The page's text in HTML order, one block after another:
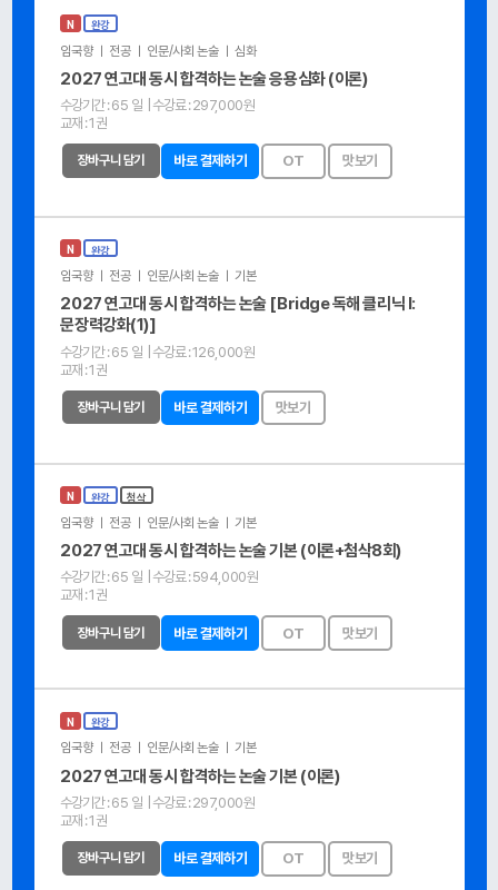
N 완강
임국향 ㅣ 전공 ㅣ 인문/사회 논술 ㅣ 심화
2027 연고대 동시 합격하는 논술 응용심화 (이론)
수강기간 :65 일 | 수강료 :297,000원
교재 :1권
장바구니 담기 바로 결제하기 OT 맛보기
N 완강
임국향 ㅣ 전공 ㅣ 인문/사회 논술 ㅣ 기본
2027 연고대 동시 합격하는 논술 [Bridge 독해 클리닉 Ⅰ:
문장력강화(1)]
수강기간 :65 일 | 수강료 :126,000원
교재 :1권
장바구니 담기 바로 결제하기 맛보기
N 완강 첨삭
임국향 ㅣ 전공 ㅣ 인문/사회 논술 ㅣ 기본
2027 연고대 동시 합격하는 논술 기본 (이론+첨삭8회)
수강기간 :65 일 | 수강료 :594,000원
교재 :1권
장바구니 담기 바로 결제하기 OT 맛보기
N 완강
임국향 ㅣ 전공 ㅣ 인문/사회 논술 ㅣ 기본
2027 연고대 동시 합격하는 논술 기본 (이론)
수강기간 :65 일 | 수강료 :297,000원
교재 :1권
장바구니 담기 바로 결제하기 OT 맛보기